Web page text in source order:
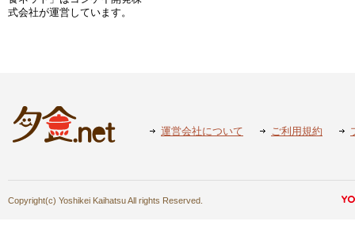
式会社が運営しています。
運営会社について ご利用規約
Copyright(c) Yoshikei Kaihatsu All rights Reserved.